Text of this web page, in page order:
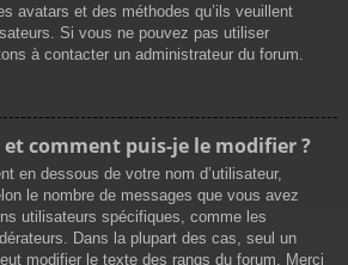
avatars et des méthodes qu’ils veuillent
Si vous ne pouvez pas utiliser
à contacter un administrateur du forum.
comment puis-je le modifier ?
en dessous de votre nom d’utilisateur,
le nombre de messages que vous avez
utilisateurs spécifiques, comme les
Dans la plupart des cas, seul un
modifier le texte des rangs du forum. Merci